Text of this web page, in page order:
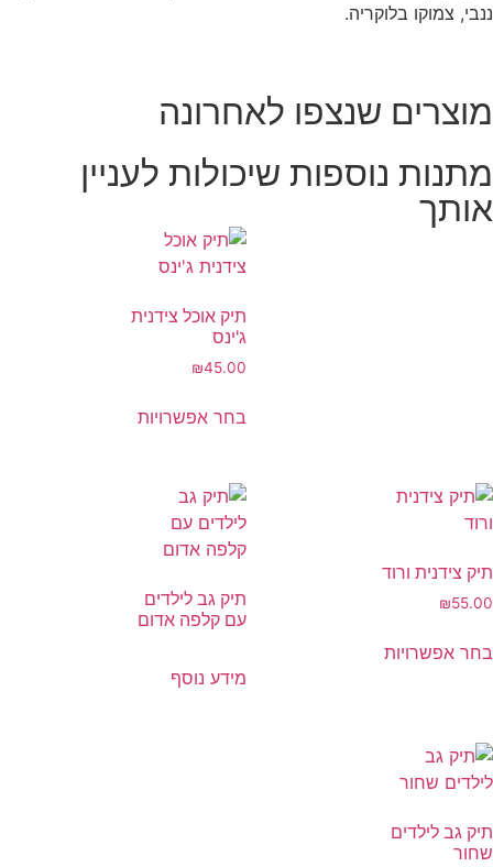
ננבי, צמוקו בלוקריה.
מוצרים שנצפו לאחרונה
מתנות נוספות שיכולות לעניין
אותך
תיק אוכל צידנית
ג'ינס
₪45.00
בחר אפשרויות
תיק צידנית ורוד
₪55.00
בחר אפשרויות
תיק גב לילדים
עם קלפה אדום
מידע נוסף
תיק גב לילדים
שחור